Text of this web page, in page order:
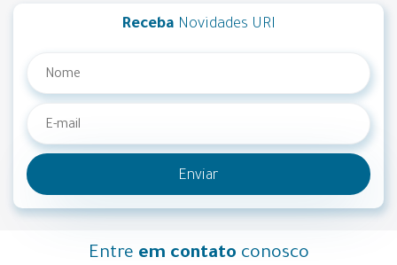
Receba Novidades URI
Enviar
Entre em contato conosco